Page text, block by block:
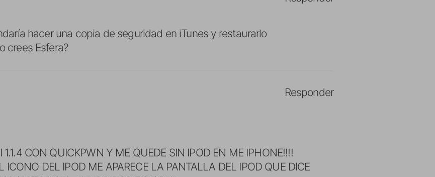
hacer una copia de seguridad en iTunes y restaurarlo
crees Esfera?
1.1.4 CON QUICKPWN Y ME QUEDE SIN IPOD EN ME IPHONE!!!!
ICONO DEL IPOD ME APARECE LA PANTALLA DEL IPOD QUE DICE
Responder